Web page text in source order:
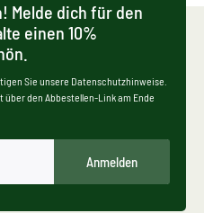
Melde dich für den
einen 10%
Sie unsere Datenschutzhinweise.
den Abbestellen-Link am Ende
Anmelden